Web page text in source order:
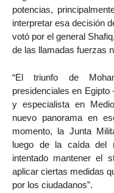
potencias,
interpretar esa decisión
votó por el general
de las llamadas fuerzas
“El triunfo de
presidenciales en
y especialista en
nuevo panorama en
momento, la Junta
luego de la caída del
intentado mantener el
aplicar ciertas medidas
por los ciudadanos”.